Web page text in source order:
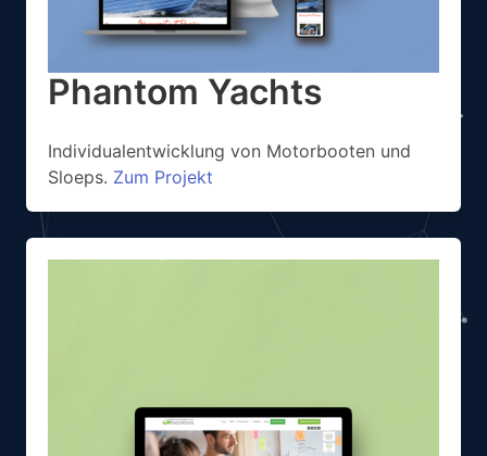
Phantom Yachts
Individualentwicklung von Motorbooten und
Sloeps. Zum Projekt